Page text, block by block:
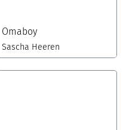
Omaboy
Sascha Heeren